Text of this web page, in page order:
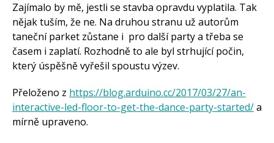
Zajímalo by mě, jestli se stavba opravdu vyplatila. Tak
nějak tuším, že ne. Na druhou stranu už autorům
taneční parket zůstane i pro další party a třeba se
časem i zaplatí. Rozhodně to ale byl strhující počin,
který úspěšně vyřešil spoustu výzev.
Přeloženo z https://blog.arduino.cc/2017/03/27/an-
interactive-led-floor-to-get-the-dance-party-started/a
mírně upraveno.